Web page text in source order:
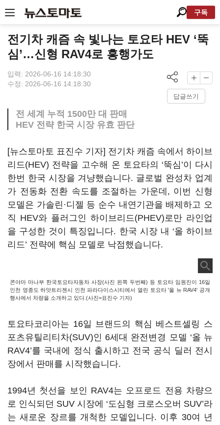
구독
전기차 캐즘 속 빛나는 토요타 HEV ‘뚝
심’…신형 RAV4로 흥행가도
입력: 2026-06-16 14:18:30
수정: 2026-06-16 14:18:30
답글쓰기
전 세계 누적 1500만 대 판매
HEV 전략 한국 시장 유효 판단
[뉴스토마토 표진수 기자] 전기차 캐즘 속에서 하이브
리드(HEV) 전략을 고수해 온 토요타의 ‘뚝심’이 다시
한번 한국 시장을 겨냥했습니다. 글로벌 완성차 업계
가 전동화 전환 속도를 조절하는 가운데, 이번 신형
모델은 가솔린·디젤 등 순수 내연기관을 배제하고 오
직 HEV와 플러그인 하이브리드(PHEV)로만 라인업
을 구성한 것이 특징입니다. 한국 시장 내 ‘올 하이브
리드’ 전략에 핵심 모델로 낙점했습니다.
콘야마 마나부 한국토요타자동차 사장(사진 왼쪽 두번째) 등 토요타 임원진이 16일
인천 영종도 하얏트리젠시 인천 파라다이스시티에서 열린 토요타 '올 뉴 RAV4' 공개
행사에서 차량을 소개하고 있다.(사진=표진수 기자)
토요타코리아는 16일 브랜드의 핵심 베스트셀링 스
포츠유틸리티차(SUV)인 6세대 완전변경 모델 ‘올 뉴
RAV4’를 국내에 정식 출시하고 전국 공식 딜러 전시
장에서 판매를 시작했습니다.
1994년 첫선을 보인 RAV4는 오프로드 전용 차량으
로 인식되던 SUV 시장에 ‘도심형 크로스오버 SUV’라
는 새로운 장르를 개척한 모델입니다. 이후 30여 년